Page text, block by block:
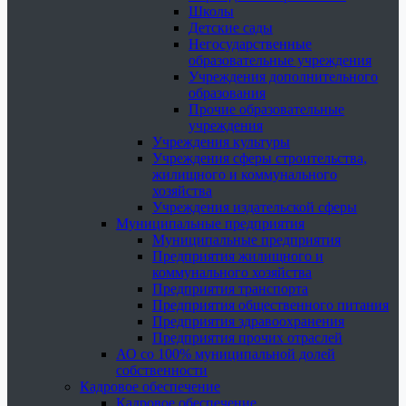
Школы
Детские сады
Негосударственные
образовательные учреждения
Учреждения дополнительного
образования
Прочие образовательные
учреждения
Учреждения культуры
Учреждения сферы строительства,
жилищного и коммунального
хозяйства
Учреждения издательской сферы
Муниципальные предприятия
Муниципальные предприятия
Предприятия жилищного и
коммунального хозяйства
Предприятия транспорта
Предприятия общественного питания
Предприятия здравоохранения
Предприятия прочих отраслей
АО со 100% муниципальной долей
собственности
Кадровое обеспечение
Кадровое обеспечение